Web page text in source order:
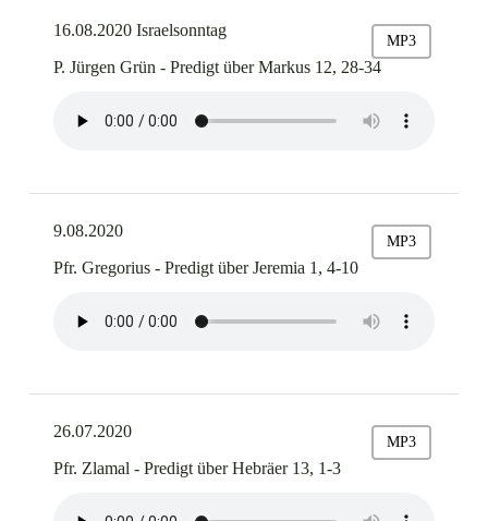
16.08.2020 Israelsonntag
P. Jürgen Grün - Predigt über Markus 12, 28-34
MP3
9.08.2020
Pfr. Gregorius - Predigt über Jeremia 1, 4-10
MP3
26.07.2020
Pfr. Zlamal - Predigt über Hebräer 13, 1-3
MP3